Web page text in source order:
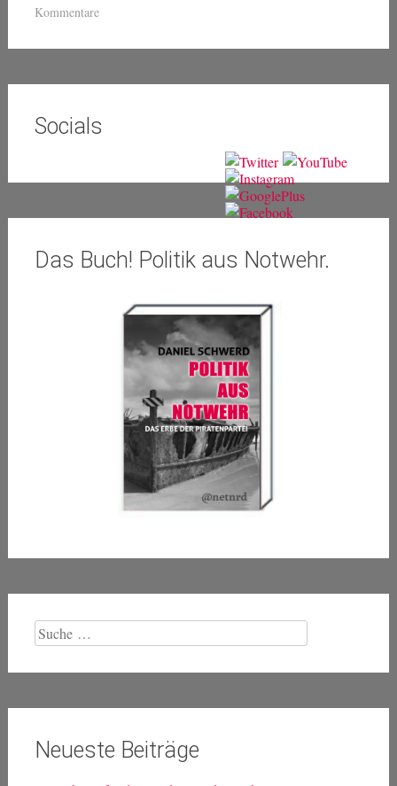
Kommentare
Socials
Das Buch! Politik aus Notwehr.
Suche
nach:
Neueste Beiträge